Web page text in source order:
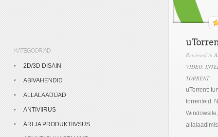
Reviewed in
VIDEO,
TORRENT
uTorrent:
torrenteid.
KATEGOORIAD
2D/3D DISAIN
ABIVAHENDID
ALLALAADIJAD
ANTIVIIRUS
ÄRI JA PRODUKTIIVSUS